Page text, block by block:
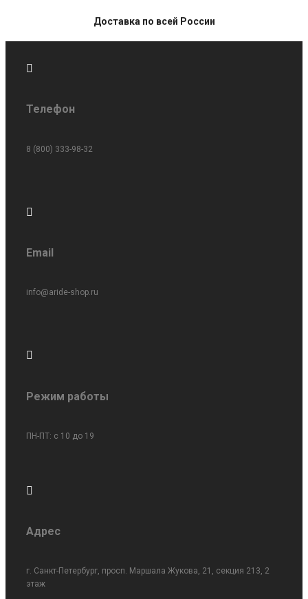
Доставка по всей России

Телефон
8 (800) 333-98-32

Email
info@aride-shop.ru

Режим работы
ПН-ПТ: c 10 до 19

Адрес
г. Санкт-Петербург, просп. Маршала Жукова, 21, секция 213, 2
этаж